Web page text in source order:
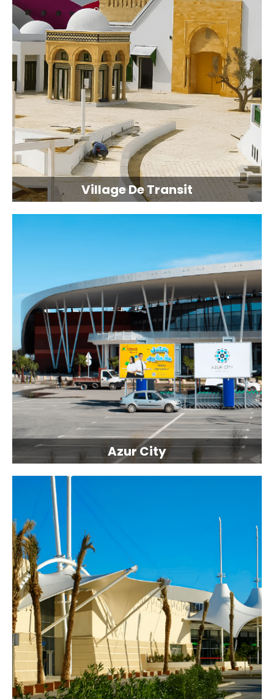
Village De Transit
Azur City